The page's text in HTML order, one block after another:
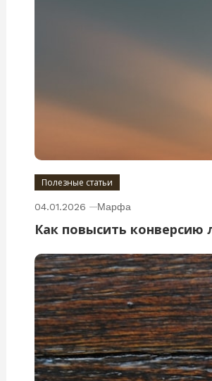
Полезные статьи
04.01.2026 Марфа
Как повысить конверсию